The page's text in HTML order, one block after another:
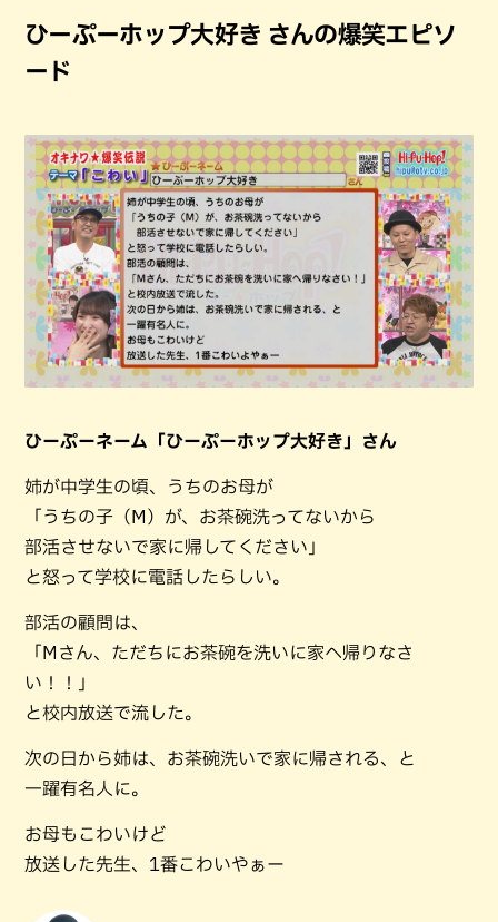
ひーぷーホップ大好き さんの爆笑エピソ
ード
ひーぷーネーム「ひーぷーホップ大好き」さん
姉が中学生の頃、うちのお母が
「うちの子（M）が、お茶碗洗ってないから
部活させないで家に帰してください」
と怒って学校に電話したらしい。
部活の顧問は、
「Mさん、ただちにお茶碗を洗いに家へ帰りなさ
い！！」
と校内放送で流した。
次の日から姉は、お茶碗洗いで家に帰される、と
一躍有名人に。
お母もこわいけど
放送した先生、1番こわいやぁー